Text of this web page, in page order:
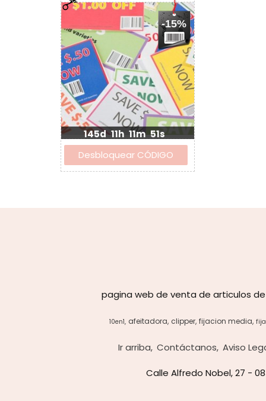
-15%
145d 11h 11m 50s
pagina web de venta de articulos
10en1 afeitadora clipper fijacion media
Ir arriba Contáctanos Aviso
Calle Alfredo Nobel, 27 -